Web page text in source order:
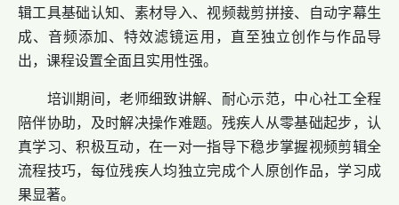
辑工具基础认知、素材导入、视频裁剪拼接、自动字幕生
成、音频添加、特效滤镜运用，直至独立创作与作品导
出，课程设置全面且实用性强。
培训期间，老师细致讲解、耐心示范，中心社工全程
陪伴协助，及时解决操作难题。残疾人从零基础起步，认
真学习、积极互动，在一对一指导下稳步掌握视频剪辑全
流程技巧，每位残疾人均独立完成个人原创作品，学习成
果显著。